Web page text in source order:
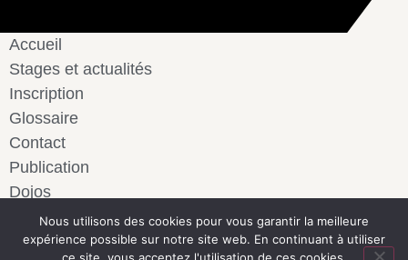
Accueil
Stages et actualités
Inscription
Glossaire
Contact
Publication
Dojos
VidéosNous utilisons des cookies pour vous garantir la meilleure
expérience possible sur notre site web. En continuant à utiliser